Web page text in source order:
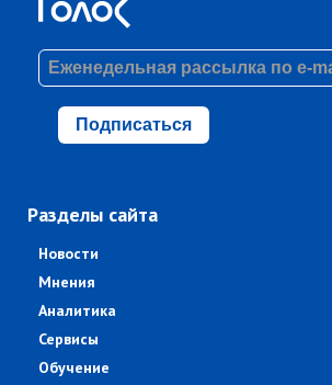
Подписаться
Разделы сайта
Новости
Мнения
Аналитика
Сервисы
Обучение